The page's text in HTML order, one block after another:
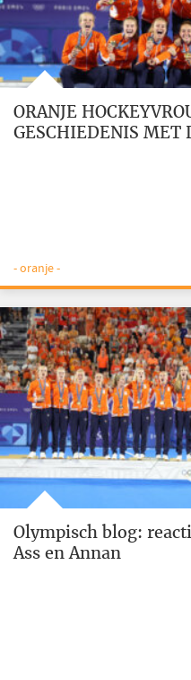
ORANJE
GESCHIEDENIS MET
- oranje -
Olympisch blog:
Ass en Annan